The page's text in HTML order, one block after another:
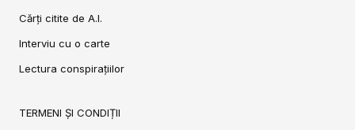
Cărți citite de A.I.
Interviu cu o carte
Lectura conspirațiilor
TERMENI ȘI CONDIȚII